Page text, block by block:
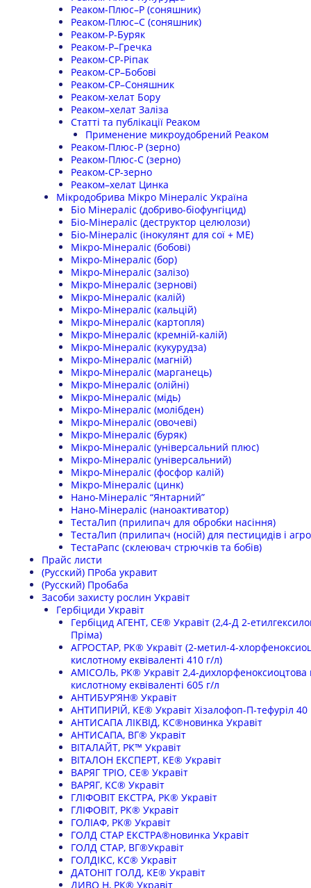
Реаком-Плюс–Р (соняшник)
Реаком-Плюс–С (соняшник)
Реаком-Р-Буряк
Реаком-Р–Гречка
Реаком-СР-Ріпак
Реаком-СР–Бобові
Реаком-СР–Соняшник
Реаком-хелат Бору
Реаком–хелат Заліза
Статті та публікації Реаком
Применение микроудобрений Реаком
Реаком-Плюс-Р (зерно)
Реаком-Плюс-С (зерно)
Реаком-СР-зерно
Реаком–хелат Цинка
Мікродобрива Мікро Мінераліс Україна
Біо Мінераліс (добриво-біофунгіцид)
Біо-Мінераліс (деструктор целюлози)
Біо-Мінераліс (інокулянт для сої + МЕ)
Мікро-Мінераліс (бобові)
Мікро-Мінераліс (бор)
Мікро-Мінераліс (залізо)
Мікро-Мінераліс (зернові)
Мікро-Мінераліс (калій)
Мікро-Мінераліс (кальцій)
Мікро-Мінераліс (картопля)
Мікро-Мінераліс (кремній-калій)
Мікро-Мінераліс (кукурудза)
Мікро-Мінераліс (магній)
Мікро-Мінераліс (марганець)
Мікро-Мінераліс (олійні)
Мікро-Мінераліс (мідь)
Мікро-Мінераліс (молібден)
Мікро-Мінераліс (овочеві)
Мікро-Мінераліс (буряк)
Мікро-Мінераліс (універсальний плюс)
Мікро-Мінераліс (універсальний)
Мікро-Мінераліс (фосфор калій)
Мікро-Мінераліс (цинк)
Нано-Мінераліс “Янтарний”
Нано-Мінераліс (наноактиватор)
ТестаЛип (прилипач для обробки насіння)
ТестаЛип (прилипач (носій) для пестицидів і
ТестаРапс (склеювач стрючків та бобів)
Прайс листи
(Русский) ПРоба укравит
(Русский) Пробаба
Засоби захисту рослин Укравіт
Гербіциди Укравіт
Гербіцид АГЕНТ, СЕ® Укравіт (2,4-Д 2-
Пріма)
АГРОСТАР, РК® Укравіт (2-метил-4-
кислотному еквіваленті 410 г/л)
АМІСОЛЬ, РК® Укравіт 2,4-дихлорфеноксиоцтова
кислотному еквіваленті 605 г/л
АНТИБУР’ЯН® Укравіт
АНТИПИРІЙ, КЕ® Укравіт Хізалофоп-П-тефуріл 40
АНТИСАПА ЛІКВІД, КС®новинка Укравіт
АНТИСАПА, ВГ® Укравіт
ВІТАЛАЙТ, РК™ Укравіт
ВІТАЛОН ЕКСПЕРТ, КЕ® Укравіт
ВАРЯГ ТРІО, СЕ® Укравіт
ВАРЯГ, КС® Укравіт
ГЛІФОВІТ ЕКСТРА, РК® Укравіт
ГЛІФОВІТ, РК® Укравіт
ГОЛІАФ, РК® Укравіт
ГОЛД СТАР ЕКСТРА®новинка Укравіт
ГОЛД СТАР, ВГ®Укравіт
ГОЛДІКС, КС® Укравіт
ДАТОНІТ ГОЛД, КЕ® Укравіт
ДИВО Н, РК® Укравіт